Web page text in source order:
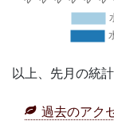
以上、先月の統計
過去のアク